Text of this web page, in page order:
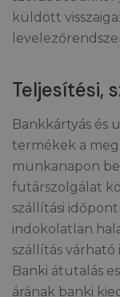
küldött
Teljesítési,
Bankkártyás és
termékek a
munkanapon
futárszolgálat
szállítási
indokolatlan
szállítás
Banki átutalás
árának banki